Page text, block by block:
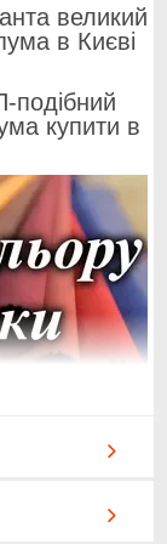
великий
в Києві
подібний
купити в
створена